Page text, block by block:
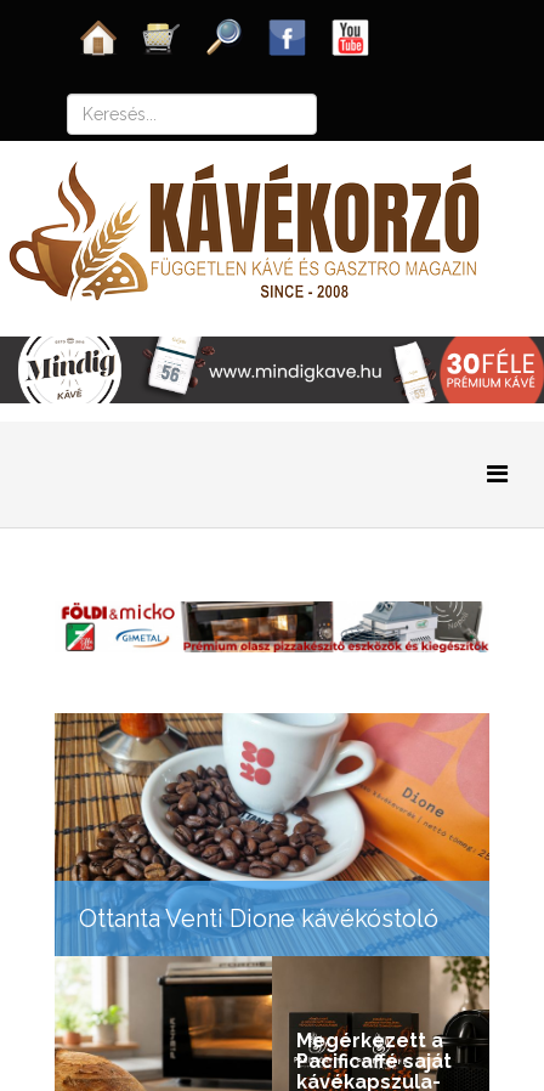
Ottanta Venti Dione kávékóstoló
Megérkezett a
Pacificaffé saját
kávékapszula-